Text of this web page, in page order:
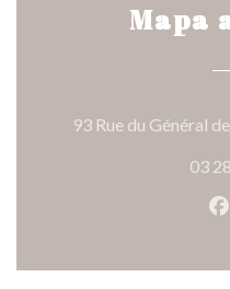
Mapa
93 Rue du Général
03